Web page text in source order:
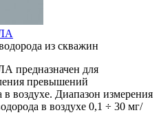
из скважин
предназначен для
превышений
в воздухе. Диапазон измерения
в воздухе 0,1 ÷ 30 мг/